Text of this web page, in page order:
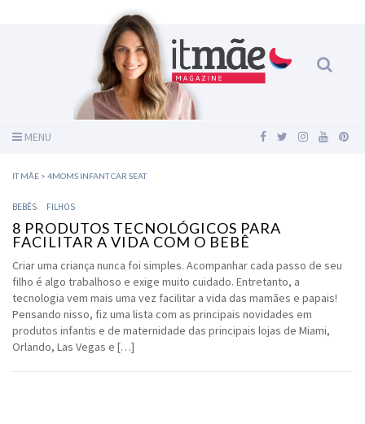
MENU
IT MÃE > 4MOMS INFANT CAR SEAT
BEBÊS FILHOS
8 PRODUTOS TECNOLÓGICOS PARA
FACILITAR A VIDA COM O BEBÊ
Criar uma criança nunca foi simples. Acompanhar cada passo de seu
filho é algo trabalhoso e exige muito cuidado. Entretanto, a
tecnologia vem mais uma vez facilitar a vida das mamães e papais!
Pensando nisso, fiz uma lista com as principais novidades em
produtos infantis e de maternidade das principais lojas de Miami,
Orlando, Las Vegas e […]